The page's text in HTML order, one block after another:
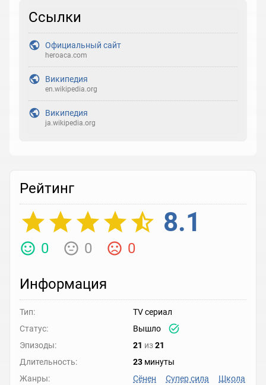
Ссылки
Официальный сайт
heroaca.com
Википедия
en.wikipedia.org
Википедия
ja.wikipedia.org
Рейтинг
8.1
0 0 0
Информация
Тип:
TV сериал
Статус:
Вышло
Эпизоды:
21 из21
Длительность:
23 минуты
Жанры:
Сёнен Супер сила Школа